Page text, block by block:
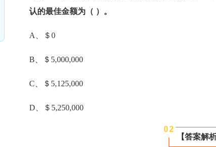
认的最佳金额为（ ）。
A、＄0
B、＄5,000,000
C、＄5,125,000
D、＄5,250,000
02
【答案解析